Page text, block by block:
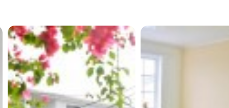
Hoteles Barcos
Carros Ayuda